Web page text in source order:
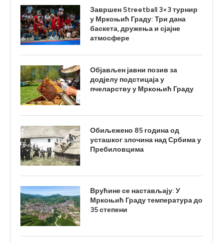
Завршен Streetball 3×3 турнир
у Мркоњић Граду: Три дана
баскета, дружења и сјајне
атмосфере
Објављен јавни позив за
додјелу подстицаја у
пчеларству у Мркоњић Граду
Обиљежено 85 година од
усташког злочина над Србима у
Пребиловцима
Врућине се настављају: У
Мркоњић Граду температура до
35 степени